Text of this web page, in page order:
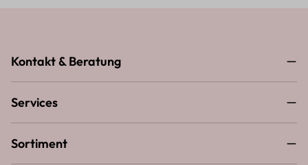
Kontakt & Beratung
Services
Sortiment